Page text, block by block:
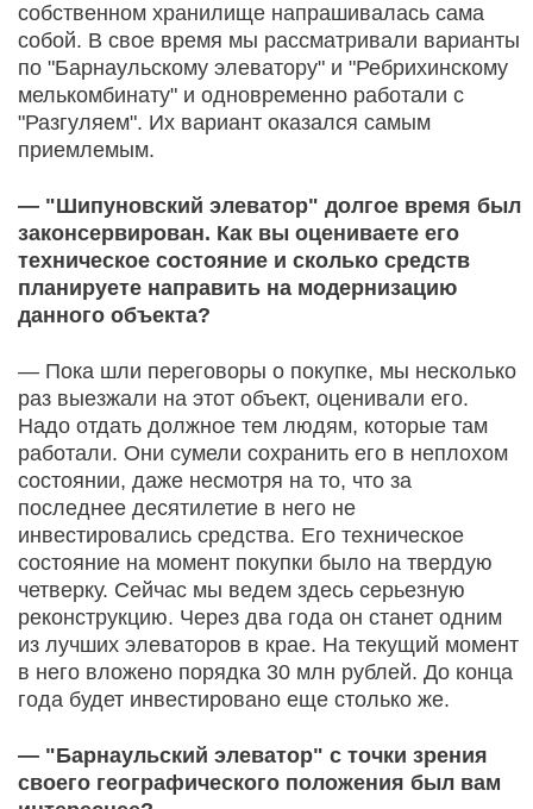
собственном хранилище напрашивалась сама
собой. В свое время мы рассматривали варианты
по "Барнаульскому элеватору" и "Ребрихинскому
мелькомбинату" и одновременно работали с
"Разгуляем". Их вариант оказался самым
приемлемым.
— "Шипуновский элеватор" долгое время был
законсервирован. Как вы оцениваете его
техническое состояние и сколько средств
планируете направить на модернизацию
данного объекта?
— Пока шли переговоры о покупке, мы несколько
раз выезжали на этот объект, оценивали его.
Надо отдать должное тем людям, которые там
работали. Они сумели сохранить его в неплохом
состоянии, даже несмотря на то, что за
последнее десятилетие в него не
инвестировались средства. Его техническое
состояние на момент покупки было на твердую
четверку. Сейчас мы ведем здесь серьезную
реконструкцию. Через два года он станет одним
из лучших элеваторов в крае. На текущий момент
в него вложено порядка 30 млн рублей. До конца
года будет инвестировано еще столько же.
— "Барнаульский элеватор" с точки зрения
своего географического положения был вам